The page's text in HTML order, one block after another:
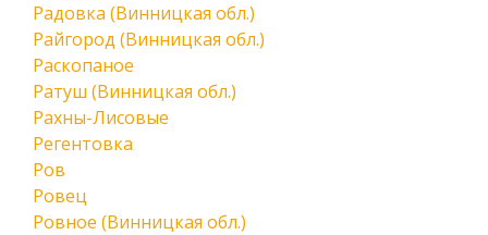
Радовка (Винницкая обл.)
Райгород (Винницкая обл.)
Раскопаное
Ратуш (Винницкая обл.)
Рахны-Лисовые
Регентовка
Ров
Ровец
Ровное (Винницкая обл.)